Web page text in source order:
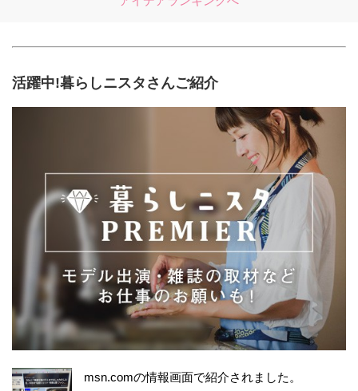
活躍中!暮らしニスタさんご紹介
msn.comの情報画面で紹介されました。